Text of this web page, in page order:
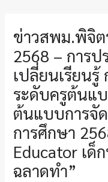
ข่าวสพม.พิจิต
2568 – การป
เปลี่ยนเรียนรู้
ระดับครูต้นแ
ต้นแบบการจั
การศึกษา
Educator เด็
ฉลาดทำ”